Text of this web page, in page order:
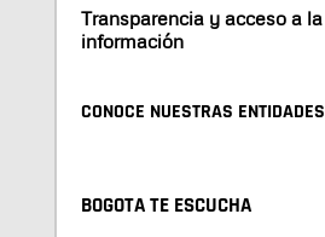
Transparencia y acceso a la
información
CONOCE NUESTRAS ENTIDADES
BOGOTA TE ESCUCHA